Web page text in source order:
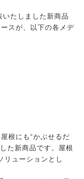
たしました新商品
スが、以下の各メデ
根にも“かぶせるだ
た新商品です。屋根
リューションとし